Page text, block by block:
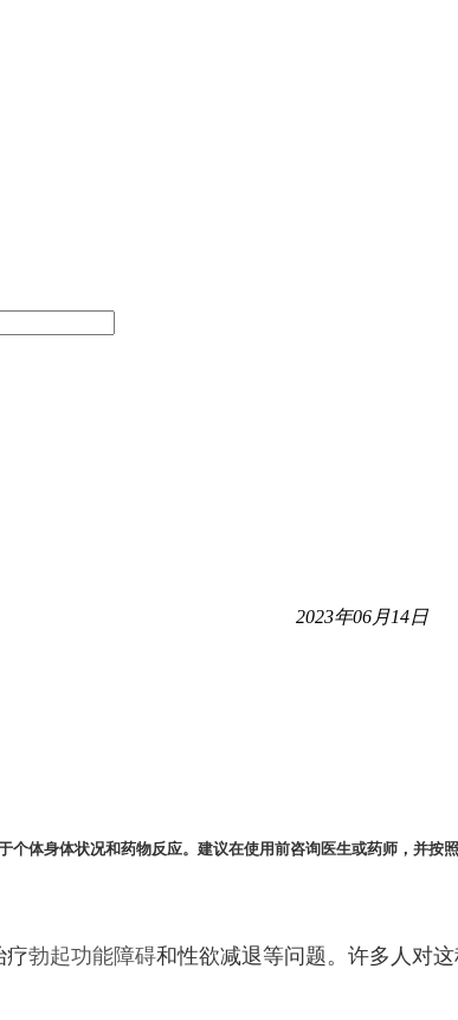
2023年06月14日
体身体状况和药物反应。建议在使用前咨询医生或药师，并按照
疗勃起功能障碍和性欲减退等问题。许多人对